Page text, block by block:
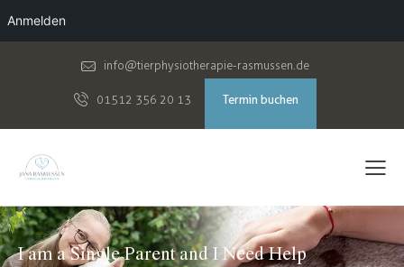
Anmelden
info@tierphysiotherapie-rasmussen.de
01512 356 20 13 Termin buchen
I am a Single Parent and I Need Help